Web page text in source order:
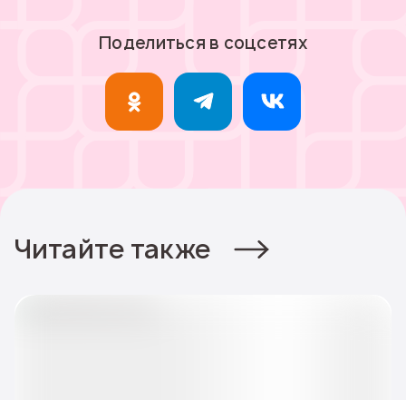
Поделиться в соцсетях
Читайте также